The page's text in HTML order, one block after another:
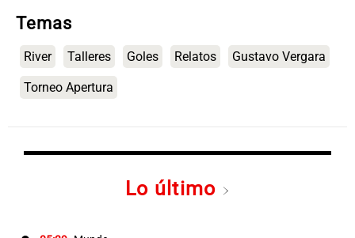
Temas
River Talleres Goles Relatos Gustavo Vergara
Torneo Apertura
Lo último